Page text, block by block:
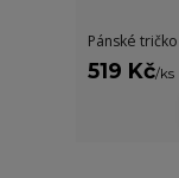
Pánské
519 Kč/ks